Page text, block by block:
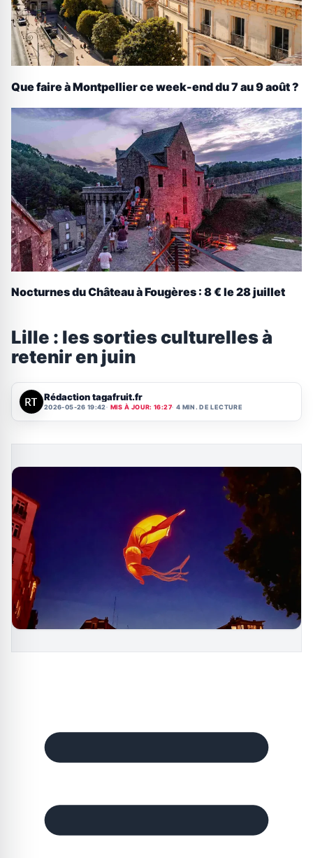
Que faire à Montpellier ce week-end du 7 au 9 août ?
Nocturnes du Château à Fougères : 8 € le 28 juillet
Lille : les sorties culturelles à
retenir en juin
Rédaction tagafruit.fr
2026-05-26 19:42 MIS À JOUR: 16:27 4 MIN. DE LECTURE